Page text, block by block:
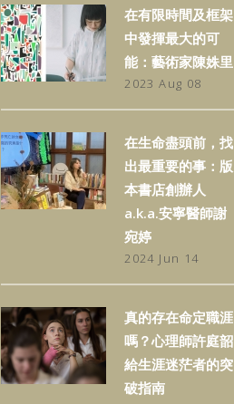
在有限時間及框架
中發揮最大的可
能：藝術家陳姝里
2023 Aug 08
在生命盡頭前，找
出最重要的事：版
本書店創辦人
a.k.a.安寧醫師謝
宛婷
2024 Jun 14
真的存在命定職涯
嗎？心理師許庭韶
給生涯迷茫者的突
破指南